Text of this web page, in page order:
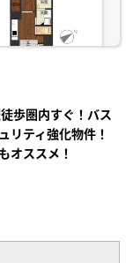
歩圏内すぐ！バス
リティ強化物件！
オススメ！